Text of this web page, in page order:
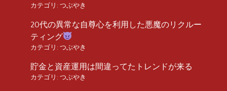
カテゴリ: つぶやき
20代の異常な自尊心を利用した悪魔のリクルー
ティング
カテゴリ: つぶやき
貯金と資産運用は間違ってたトレンドが来る
カテゴリ: つぶやき